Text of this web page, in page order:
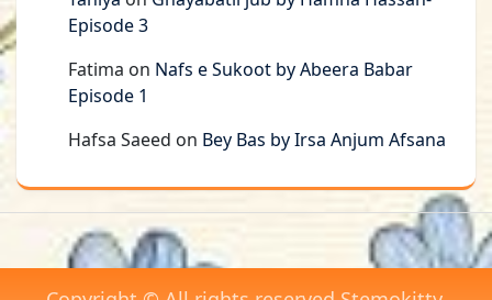
Episode 3
Fatima on Nafs e Sukoot by Abeera Babar
Episode 1
Hafsa Saeed on Bey Bas by Irsa Anjum Afsana